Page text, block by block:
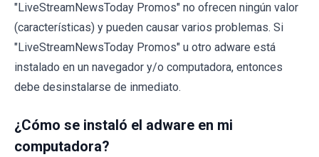
"LiveStreamNewsToday Promos" no ofrecen ningún valor
(características) y pueden causar varios problemas. Si
"LiveStreamNewsToday Promos" u otro adware está
instalado en un navegador y/o computadora, entonces
debe desinstalarse de inmediato.
¿Cómo se instaló el adware en mi
computadora?